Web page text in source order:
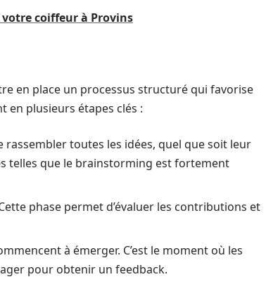
coiffeur à Provins
en place un processus structuré qui favorise
en plusieurs étapes clés :
rassembler toutes les idées, quel que soit leur
telles que le brainstorming est fortement
phase permet d’évaluer les contributions et
à émerger. C’est le moment où les
pour obtenir un feedback.